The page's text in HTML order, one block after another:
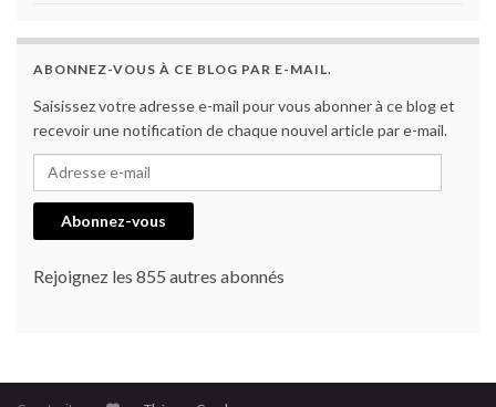
ABONNEZ-VOUS À CE BLOG PAR E-MAIL.
Saisissez votre adresse e-mail pour vous abonner à ce blog et
recevoir une notification de chaque nouvel article par e-mail.
Adresse e-mail
Abonnez-vous
Rejoignez les 855 autres abonnés